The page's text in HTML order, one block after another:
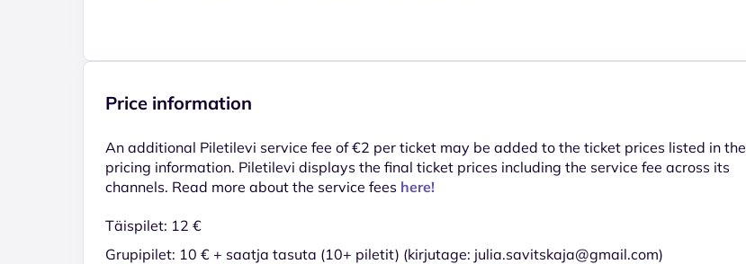
Price information
An additional Piletilevi service fee of €2 per ticket may be added to the ticket prices listed in the
pricing information. Piletilevi displays the final ticket prices including the service fee across its
channels. Read more about the service fees here!
Täispilet: 12 €
Grupipilet: 10 € + saatja tasuta (10+ piletit) (kirjutage: julia.savitskaja@gmail.com)